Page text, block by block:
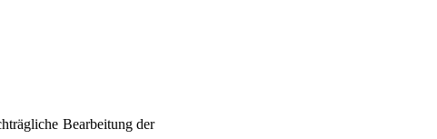
Bearbeitung der